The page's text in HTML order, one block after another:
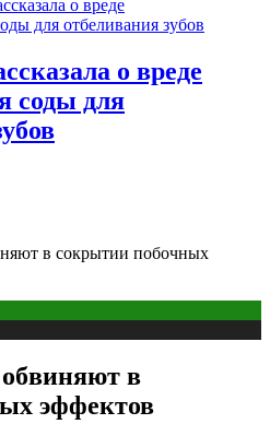
о вреде
соды для
в сокрытии побочных
в
эффектов